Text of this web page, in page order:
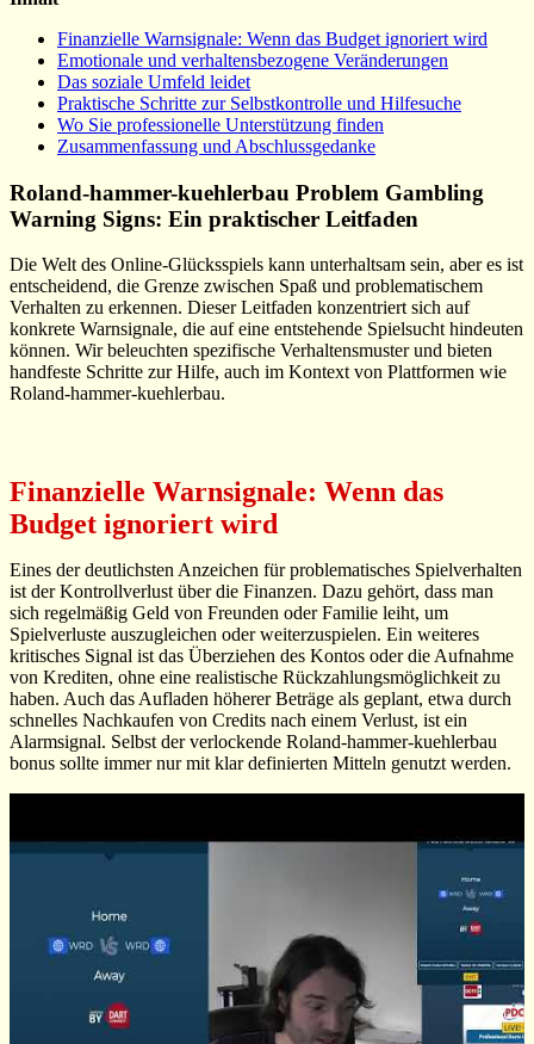
Finanzielle Warnsignale: Wenn das Budget ignoriert wird
Emotionale und verhaltensbezogene Veränderungen
Das soziale Umfeld leidet
Praktische Schritte zur Selbstkontrolle und Hilfesuche
Wo Sie professionelle Unterstützung finden
Zusammenfassung und Abschlussgedanke
Roland-hammer-kuehlerbau Problem Gambling
Warning Signs: Ein praktischer Leitfaden
Die Welt des Online-Glücksspiels kann unterhaltsam sein, aber es ist
entscheidend, die Grenze zwischen Spaß und problematischem
Verhalten zu erkennen. Dieser Leitfaden konzentriert sich auf
konkrete Warnsignale, die auf eine entstehende Spielsucht hindeuten
können. Wir beleuchten spezifische Verhaltensmuster und bieten
handfeste Schritte zur Hilfe, auch im Kontext von Plattformen wie
Roland-hammer-kuehlerbau.
Finanzielle Warnsignale: Wenn das
Budget ignoriert wird
Eines der deutlichsten Anzeichen für problematisches Spielverhalten
ist der Kontrollverlust über die Finanzen. Dazu gehört, dass man
sich regelmäßig Geld von Freunden oder Familie leiht, um
Spielverluste auszugleichen oder weiterzuspielen. Ein weiteres
kritisches Signal ist das Überziehen des Kontos oder die Aufnahme
von Krediten, ohne eine realistische Rückzahlungsmöglichkeit zu
haben. Auch das Aufladen höherer Beträge als geplant, etwa durch
schnelles Nachkaufen von Credits nach einem Verlust, ist ein
Alarmsignal. Selbst der verlockende Roland-hammer-kuehlerbau
bonus sollte immer nur mit klar definierten Mitteln genutzt werden.